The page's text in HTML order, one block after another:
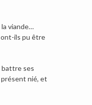
la viande…
ils pu être
battre ses
nié, et